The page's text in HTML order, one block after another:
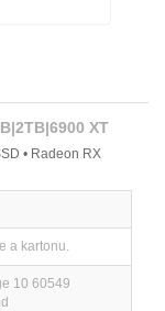
XT
• Radeon RX
a kartonu.
10 60549